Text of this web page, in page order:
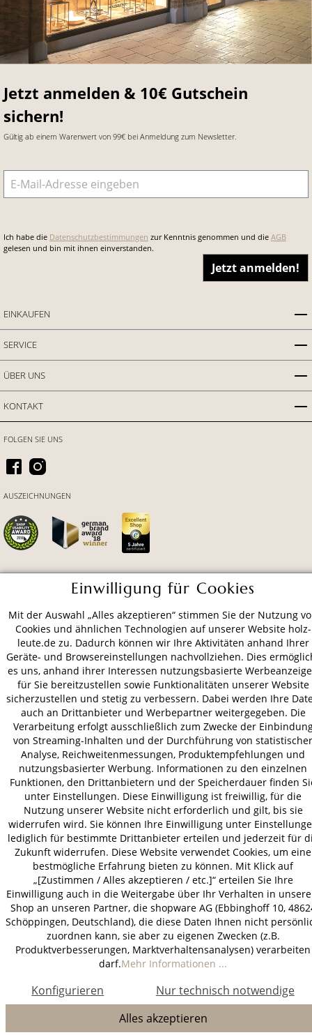
Jetzt anmelden & 10€ Gutschein
sichern!
Gültig ab einem Warenwert von 99€ bei Anmeldung zum Newsletter.
E-Mail-Adresse
Ich habe die Datenschutzbestimmungen zur Kenntnis genommen und die AGB
gelesen und bin mit ihnen einverstanden.
Jetzt anmelden!
EINKAUFEN
SERVICE
ÜBER UNS
KONTAKT
VERSAND
FOLGEN SIE UNS
AUSZEICHNUNGEN
AGB Datenschutz
Impressum
© 2026 HOLZ-LEUTE
* Alle Preise inkl. gesetzl. Mehrwertsteuer zzgl.Versandkosten.
Einwilligung für Cookies
Mit der Auswahl „Alles akzeptieren“ stimmen Sie der Nutzung
Cookies und ähnlichen Technologien auf unserer Website holz-
leute.de zu. Dadurch können wir Ihre Aktivitäten anhand Ihrer
Geräte- und Browsereinstellungen nachvollziehen. Dies
es uns, anhand ihrer Interessen nutzungsbasierte
für Sie bereitzustellen sowie Funktionalitäten unserer Website
sicherzustellen und stetig zu verbessern. Dabei werden Ihre
auch an Drittanbieter und Werbepartner weitergegeben. Die
Verarbeitung erfolgt ausschließlich zum Zwecke der
von Streaming-Inhalten und der Durchführung von statistischer
Analyse, Reichweitenmessungen, Produktempfehlungen und
nutzungsbasierter Werbung. Informationen zu den einzelnen
Funktionen, den Drittanbietern und der Speicherdauer finden
unter Einstellungen. Diese Einwilligung ist freiwillig, für die
Nutzung unserer Website nicht erforderlich und gilt, bis sie
widerrufen wird. Sie können Ihre Einwilligung unter
lediglich für bestimmte Drittanbieter erteilen und jederzeit für
Zukunft widerrufen. Diese Website verwendet Cookies, um eine
bestmögliche Erfahrung bieten zu können. Mit Klick auf
„[Zustimmen / Alles akzeptieren / etc.]“ erteilen Sie Ihre
Einwilligung auch in die Weitergabe über Ihr Verhalten in
Shop an unseren Partner, die shopware AG (Ebbinghoff 10,
Schöppingen, Deutschland), die diese Daten Ihnen nicht
zuordnen kann, sie aber zu eigenen Zwecken (z.B.
Produktverbesserungen, Marktverhaltensanalysen) verarbeiten
darf.Mehr Informationen ...
Nur technisch notwendige
Konfigurieren
Alles akzeptieren